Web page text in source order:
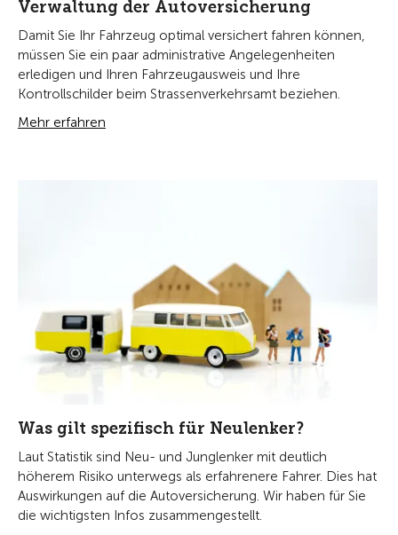
Verwaltung der Autoversicherung
Damit Sie Ihr Fahrzeug optimal versichert fahren können,
müssen Sie ein paar administrative Angelegenheiten
erledigen und Ihren Fahrzeugausweis und Ihre
Kontrollschilder beim Strassenverkehrsamt beziehen.
Mehr erfahren
Was gilt spezifisch für Neulenker?
Laut Statistik sind Neu- und Junglenker mit deutlich
höherem Risiko unterwegs als erfahrenere Fahrer. Dies hat
Auswirkungen auf die Autoversicherung. Wir haben für Sie
die wichtigsten Infos zusammengestellt.